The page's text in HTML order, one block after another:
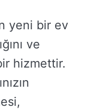
yeni bir ev
ve
hizmettir.